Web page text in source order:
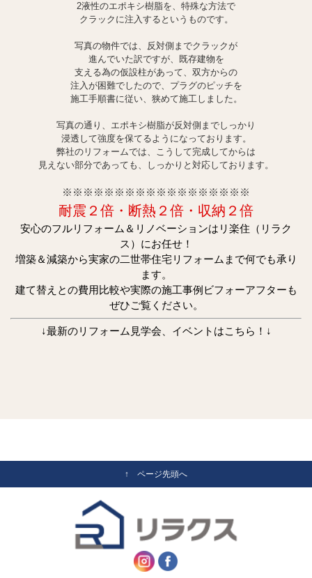
2液性のエポキシ樹脂を、特殊な方法で
クラックに注入するというものです。
写真の物件では、反対側までクラックが
進んでいた訳ですが、既存建物を
支える為の仮設柱があって、双方からの
注入が困難でしたので、プラグのピッチを
施工手順書に従い、狭めて施工しました。
写真の通り、エポキシ樹脂が反対側までしっかり
浸透して強度を保てるようになっております。
弊社のリフォームでは、こうして完成してからは
見えない部分であっても、しっかりと対応しております。
※※ ※※ ※※ ※※ ※※ ※※ ※※ ※※ ※※
耐震２倍・断熱２倍・収納２倍
安心のフルリフォーム＆リノベーションはリ楽住（リラク
ス）にお任せ！
増築＆減築から実家の二世帯住宅リフォームまで何でも承り
ます。
建て替えとの費用比較や実際の施工事例ビフォーアフターも
ぜひご覧ください。
↓最新のリフォーム見学会、イベントはこちら！↓
↑ ページ先頭へ